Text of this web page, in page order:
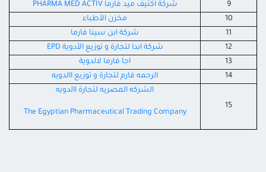
9
شركة اكتيف ميد فارما PHARMA MED ACTIV
10
مخزن الأطباء
11
شركة ابن سينا فارما
12
شركة ابدا لتجارة و توزيع الأدوية EPD
13
اجا فارما لالدوية
14
الرحمه فارم لتجارة و توزيع االدويه
15
الشركه المصريه لتجارة االدويه
The Egyptian Pharmaceutical Trading Company